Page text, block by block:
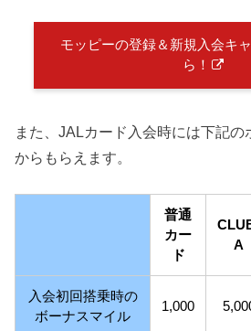
モッピーの登録＆新規入会キ
ら！
また、JALカード入会時には下記
からもらえます。
普通
カー
ド
A
入会初回搭乗時の
ボーナスマイル
1,000